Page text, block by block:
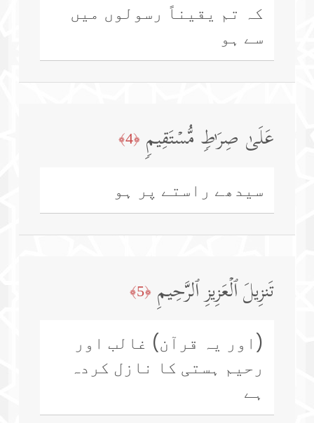
کہ تم یقیناً رسولوں میں
سے ہو
عَلَىٰ صِرَ ٰ⁠طࣲ مُّسۡتَقِیمࣲ ﴿4﴾
سیدھے راستے پر ہو
تَنزِیلَ ٱلۡعَزِیزِ ٱلرَّحِیمِ ﴿5﴾
(اور یہ قرآن) غالب اور
رحیم ہستی کا نازل کردہ
ہے